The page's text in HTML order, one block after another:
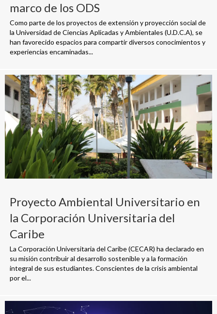
marco de los ODS
Como parte de los proyectos de extensión y proyección social de
la Universidad de Ciencias Aplicadas y Ambientales (U.D.C.A), se
han favorecido espacios para compartir diversos conocimientos y
experiencias encaminadas...
Proyecto Ambiental Universitario en
la Corporación Universitaria del
Caribe
La Corporación Universitaria del Caribe (CECAR) ha declarado en
su misión contribuir al desarrollo sostenible y a la formación
integral de sus estudiantes. Conscientes de la crisis ambiental
por el...